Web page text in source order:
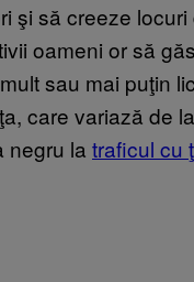
şi să creeze locuri
oameni or să
sau mai puţin
care variază de
negru la traficul cu